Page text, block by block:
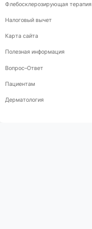
Флебосклерозирующая терапия
Налоговый вычет
Карта сайта
Полезная информация
Вопрос–Ответ
Пациентам
Дерматология